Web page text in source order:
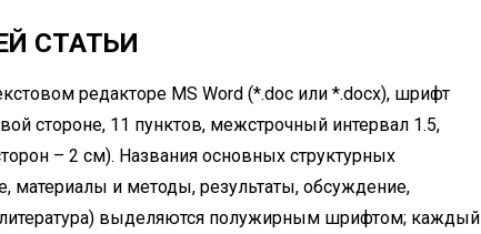
СТАТЬИ
редакторе MS Word (*.doc или *.docx), шрифт
стороне, 11 пунктов, межстрочный интервал 1.5,
– 2 см). Названия основных структурных
материалы и методы, результаты, обсуждение,
выделяются полужирным шрифтом; каждый